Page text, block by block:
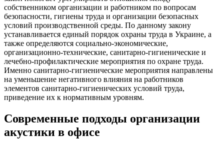
собственником организации и работником по вопросам
безопасности, гигиены труда и организации безопасных
условий производственной среды. По данному закону
устанавливается единый порядок охраны труда в Украине, а
также определяются социально-экономические,
организационно-технические, санитарно-гигиенические и
лечебно-профилактические мероприятия по охране труда.
Именно санитарно-гигиенические мероприятия направлены
на уменьшение негативного влияния на работников
элементов санитарно-гигиенических условий труда,
приведение их к нормативным уровням.
Современные подходы организации
акустики в офисе